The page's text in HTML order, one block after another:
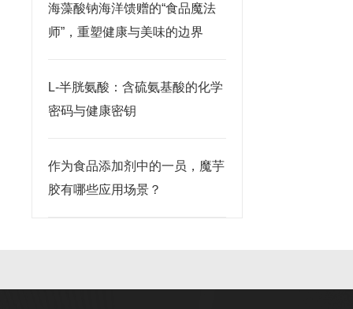
海藻酸钠海洋馈赠的“食品魔法
师”，重塑健康与美味的边界
L-半胱氨酸：含硫氨基酸的化学
密码与健康密钥
作为食品添加剂中的一员，魔芋
胶有哪些应用场景？